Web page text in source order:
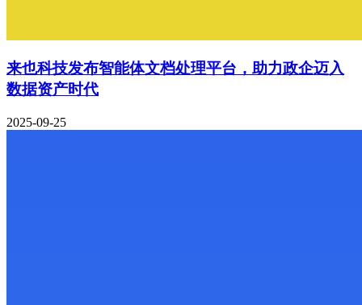
来也科技发布智能体文档处理平台，助力政企迈入
数据资产时代
2025-09-25